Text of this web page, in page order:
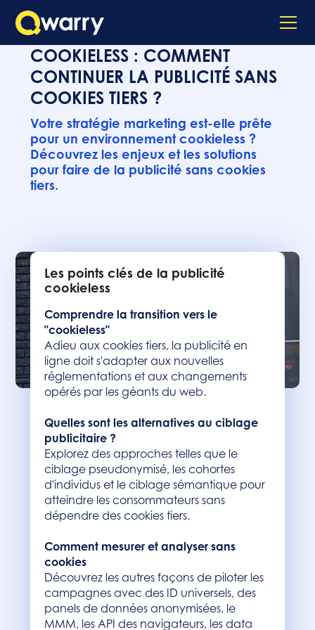
COOKIELESS : COMMENT
CONTINUER LA PUBLICITÉ SANS
COOKIES TIERS ?
Votre stratégie marketing est-elle prête
pour un environnement cookieless ?
Découvrez les enjeux et les solutions
pour faire de la publicité sans cookies
tiers.
Les points clés de la publicité
cookieless
Comprendre la transition vers le
"cookieless"
Adieu aux cookies tiers, la publicité en
ligne doit s'adapter aux nouvelles
réglementations et aux changements
opérés par les géants du web.
Quelles sont les alternatives au ciblage
publicitaire ?
Explorez des approches telles que le
ciblage pseudonymisé, les cohortes
d'individus et le ciblage sémantique pour
atteindre les consommateurs sans
dépendre des cookies tiers.
Comment mesurer et analyser sans
cookies
Découvrez les autres façons de piloter les
campagnes avec des ID universels, des
panels de données anonymisées, le
MMM, les API des navigateurs, les data